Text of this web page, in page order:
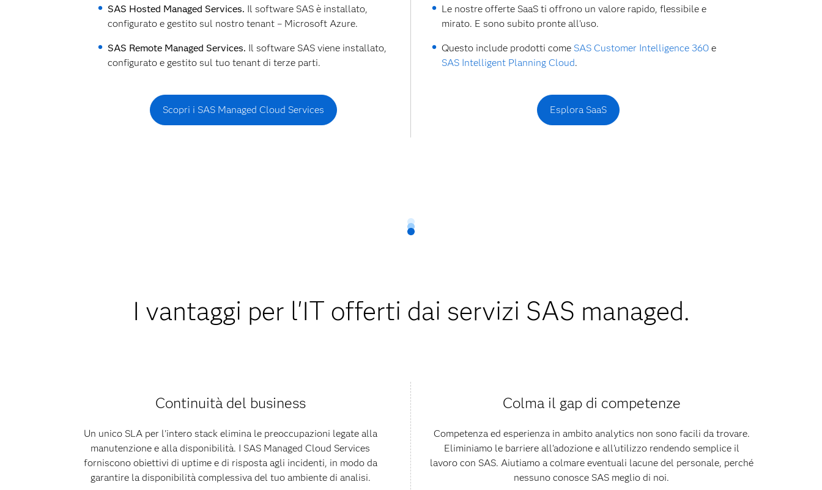
SAS Hosted Managed Services. Il software SAS è installato,
configurato e gestito sul nostro tenant – Microsoft Azure.
SAS Remote Managed Services. Il software SAS viene installato,
configurato e gestito sul tuo tenant di terze parti.
Scopri i SAS Managed Cloud Services
Le nostre offerte SaaS ti offrono un valore rapido, flessibile e
mirato. E sono subito pronte all'uso.
Questo include prodotti come SAS Customer Intelligence 360e
SAS Intelligent Planning Cloud.
Esplora SaaS
I vantaggi per l'IT offerti dai servizi SAS managed.
Continuità del business
Un unico SLA per l'intero stack elimina le preoccupazioni legate alla
manutenzione e alla disponibilità. I SAS Managed Cloud Services
forniscono obiettivi di uptime e di risposta agli incidenti, in modo da
garantire la disponibilità complessiva del tuo ambiente di analisi.
Colma il gap di competenze
Competenza ed esperienza in ambito analytics non sono facili da trovare.
Eliminiamo le barriere all'adozione e all'utilizzo rendendo semplice il
lavoro con SAS. Aiutiamo a colmare eventuali lacune del personale, perché
nessuno conosce SAS meglio di noi.